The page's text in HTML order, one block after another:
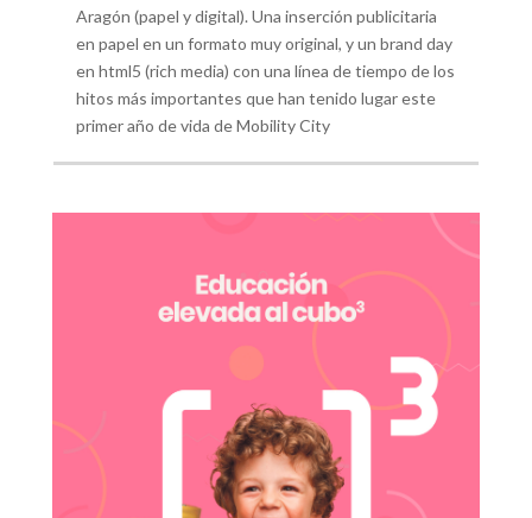
Aragón (papel y digital). Una inserción publicitaria
en papel en un formato muy original, y un brand day
en html5 (rich media) con una línea de tiempo de los
hitos más importantes que han tenido lugar este
primer año de vida de Mobility City